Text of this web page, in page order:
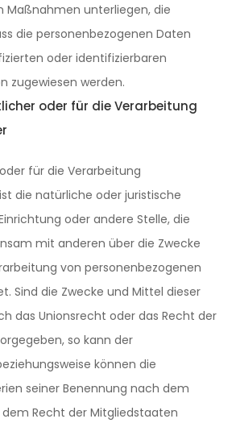
Maßnahmen unterliegen, die
die personenbezogenen Daten
oder identifizierbaren
zugewiesen werden.
oder für die Verarbeitung
für die Verarbeitung
die natürliche oder juristische
oder andere Stelle, die
mit anderen über die Zwecke
von personenbezogenen
Sind die Zwecke und Mittel dieser
das Unionsrecht oder das Recht der
so kann der
können die
seiner Benennung nach dem
Recht der Mitgliedstaaten